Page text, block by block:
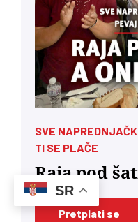
SVE
TI SE PLAČE
Raja pod
Pretplati se
SR